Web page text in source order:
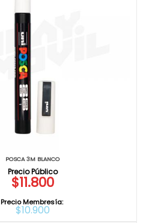
POSCA 3M BLANCO
$11.800
Precio Membresía:
$10.900